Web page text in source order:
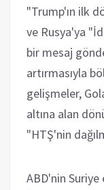
"Trump'ın ilk
ve Rusya'ya
bir mesaj
artırmasıyla
gelişmeler,
altına alan
"HTŞ'nin
ABD'nin